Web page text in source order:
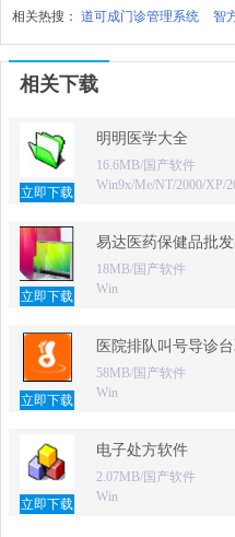
相关热搜： 道可成门诊管理系统 智
相关下载
立即下载
明明医学大全
16.6MB/国产软件
Win9x/Me/NT/2000/XP/
立即下载
易达医药保健品批发
18MB/国产软件
Win
立即下载
医院排队叫号导诊
58MB/国产软件
Win
立即下载
电子处方软件
2.07MB/国产软件
Win